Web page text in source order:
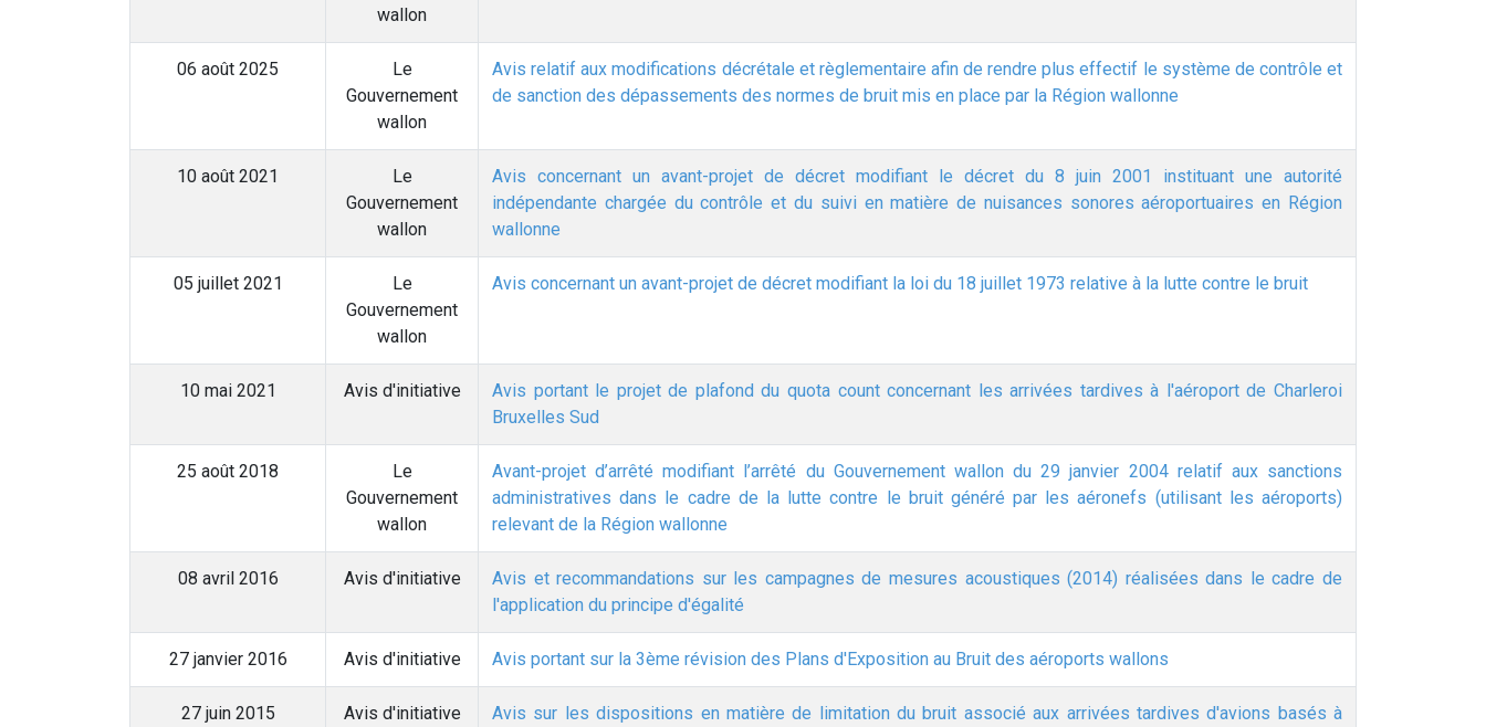
wallon
06 août 2025
Le
Gouvernement
wallon
Avis relatif aux modifications décrétale et règlementaire afin de rendre plus effectif le système de contrôle et
de sanction des dépassements des normes de bruit mis en place par la Région wallonne
10 août 2021
Le
Gouvernement
wallon
Avis concernant un avant-projet de décret modifiant le décret du 8 juin 2001 instituant une autorité
indépendante chargée du contrôle et du suivi en matière de nuisances sonores aéroportuaires en Région
wallonne
05 juillet 2021
Le
Gouvernement
wallon
Avis concernant un avant-projet de décret modifiant la loi du 18 juillet 1973 relative à la lutte contre le bruit
10 mai 2021 Avis d'initiative
Avis portant le projet de plafond du quota count concernant les arrivées tardives à l'aéroport de Charleroi
Bruxelles Sud
25 août 2018
Le
Gouvernement
wallon
Avant-projet d’arrêté modifiant l’arrêté du Gouvernement wallon du 29 janvier 2004 relatif aux sanctions
administratives dans le cadre de la lutte contre le bruit généré par les aéronefs (utilisant les aéroports)
relevant de la Région wallonne
08 avril 2016 Avis d'initiative
Avis et recommandations sur les campagnes de mesures acoustiques (2014) réalisées dans le cadre de
l'application du principe d'égalité
27 janvier 2016 Avis d'initiative Avis portant sur la 3ème révision des Plans d'Exposition au Bruit des aéroports wallons
27 juin 2015 Avis d'initiative
Avis sur les dispositions en matière de limitation du bruit associé aux arrivées tardives d'avions basés à